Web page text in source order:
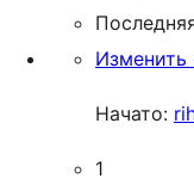
Изменить
Начато:
1